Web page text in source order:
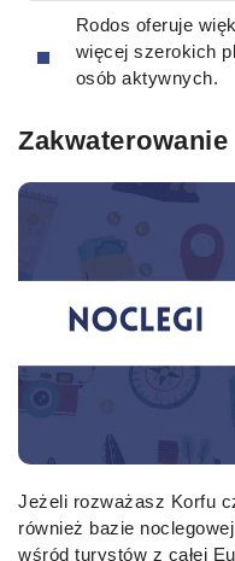
Rodos oferuje
więcej szerokich
osób aktywnych.
Zakwaterowanie
Jeżeli rozważasz Korfu
również bazie
wśród turystów z całej